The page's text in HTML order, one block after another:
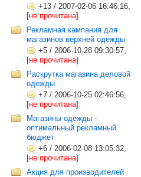
+13 / 2007-02-06 16:46:16,
[не прочитана]
Рекламная кампания для
магазинов верхней одежды
+5 / 2006-10-28 09:30:57,
[не прочитана]
Раскрутка магазина деловой
одежды
+7 / 2006-10-25 02:46:56,
[не прочитана]
Магазины одежды -
оптимальный рекламный
бюджет
+6 / 2006-02-08 13:05:32,
[не прочитана]
Акция для производителей